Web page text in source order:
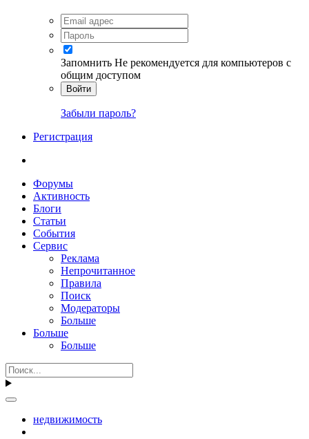
Запомнить Не рекомендуется для компьютеров с
общим доступом
Войти
Забыли пароль?
Регистрация
Форумы
Активность
Блоги
Статьи
События
Сервис
Реклама
Непрочитанное
Правила
Поиск
Модераторы
Больше
Больше
Больше
недвижимость